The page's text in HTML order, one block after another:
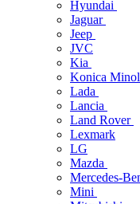
Hyundai
Jaguar
Jeep
JVC
Kia
Konica
Lada
Lancia
Land Rover
Lexmark
LG
Mazda
Mercedes-
Mini